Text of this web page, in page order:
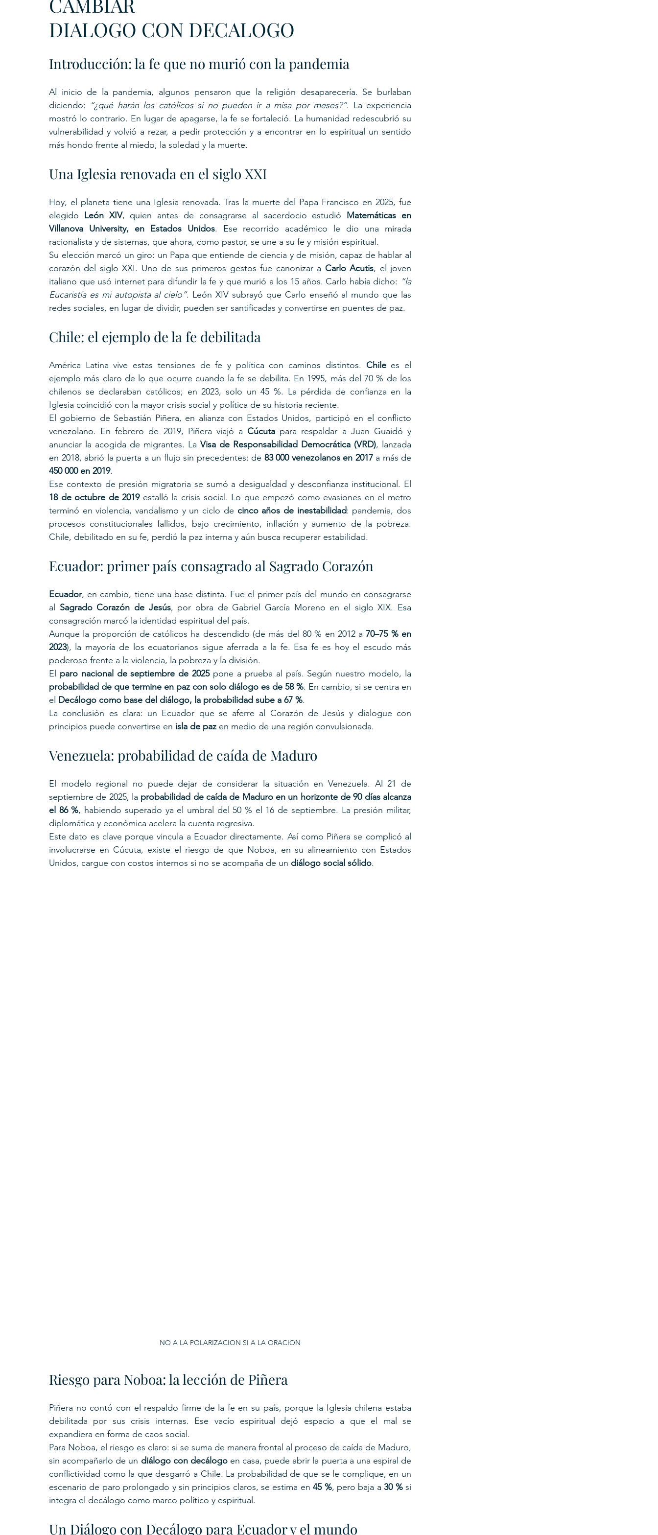
DIALOGO CON DECALOGO
Introducción: la fe que no murió con la pandemia
Al inicio de la pandemia, algunos pensaron que la religión desaparecería. Se burlaban
diciendo:
“¿qué harán los católicos si no pueden ir a misa por meses?”. La experiencia
mostró lo contrario. En lugar de apagarse, la fe se fortaleció. La humanidad redescubrió su
vulnerabilidad y volvió a rezar, a pedir protección y a encontrar en lo espiritual un sentido
más hondo frente al miedo, la soledad y la muerte.
Una Iglesia renovada en el siglo XXI
Hoy, el planeta tiene una Iglesia renovada. Tras la muerte del Papa Francisco en 2025, fue
elegido León XIV, quien antes de consagrarse al sacerdocio estudió Matemáticas en
Villanova University, en Estados Unidos. Ese recorrido académico le dio una mirada
racionalista y de sistemas, que ahora, como pastor, se une a su fe y misión espiritual.
Su elección marcó un giro: un Papa que entiende de ciencia y de misión, capaz de hablar al
corazón del siglo XXI. Uno de sus primeros gestos fue canonizar a Carlo Acutis, el joven
italiano que usó internet para difundir la fe y que murió a los 15 años. Carlo había dicho: “la
Eucaristía es mi autopista al cielo”. León XIV subrayó que Carlo enseñó al mundo que las
redes sociales, en lugar de dividir, pueden ser santificadas y convertirse en puentes de paz.
Chile: el ejemplo de la fe debilitada
América Latina vive estas tensiones de fe y política con caminos distintos. Chile es el
ejemplo más claro de lo que ocurre cuando la fe se debilita. En 1995, más del 70 % de los
chilenos se declaraban católicos; en 2023, solo un 45 %. La pérdida de confianza en la
Iglesia coincidió con la mayor crisis social y política de su historia reciente.
El gobierno de Sebastián Piñera, en alianza con Estados Unidos, participó en el conflicto
venezolano. En febrero de 2019, Piñera viajó a Cúcuta para respaldar a Juan Guaidó y
anunciar la acogida de migrantes. La Visa de Responsabilidad Democrática (VRD), lanzada
en 2018, abrió la puerta a un flujo sin precedentes: de 83 000 venezolanos en 2017
450 000 en 2019.
18 de octubre de 2019 estalló la crisis social. Lo que empezó como evasiones en el metro
terminó en violencia, vandalismo y un ciclo de cinco años de inestabilidad: pandemia, dos
procesos constitucionales fallidos, bajo crecimiento, inflación y aumento de la pobreza.
Chile, debilitado en su fe, perdió la paz interna y aún busca recuperar estabilidad.
Ecuador: primer país consagrado al Sagrado Corazón
Ecuador, en cambio, tiene una base distinta. Fue el primer país del mundo en consagrarse
al Sagrado Corazón de Jesús, por obra de Gabriel García Moreno en el siglo XIX. Esa
consagración marcó la identidad espiritual del país.
Aunque la proporción de católicos ha descendido (de más del 80 % en 2012 a 70–75 % en
2023), la mayoría de los ecuatorianos sigue aferrada a la fe. Esa fe es hoy el escudo más
poderoso frente a la violencia, la pobreza y la división.
El paro nacional de septiembre de 2025
probabilidad de que termine en paz con solo diálogo es de 58 %. En cambio, si se centra en
el Decálogo como base del diálogo, la probabilidad sube a 67 %.
La conclusión es clara: un Ecuador que se aferre al Corazón de Jesús y dialogue con
principios puede convertirse en isla de paz en medio de una región convulsionada.
Venezuela: probabilidad de caída de Maduro
El modelo regional no puede dejar de considerar la situación en Venezuela. Al 21 de
septiembre de 2025, la probabilidad de caída de Maduro en un horizonte de 90 días alcanza
el 86 %, habiendo superado ya el umbral del 50 % el 16 de septiembre. La presión militar,
diplomática y económica acelera la cuenta regresiva.
Este dato es clave porque vincula a Ecuador directamente. Así como Piñera se complicó al
involucrarse en Cúcuta, existe el riesgo de que Noboa, en su alineamiento con Estados
Unidos, cargue con costos internos si no se acompaña de un diálogo social sólido.
NO A LA POLARIZACION SI A LA ORACION
Riesgo para Noboa: la lección de Piñera
Piñera no contó con el respaldo firme de la fe en su país, porque la Iglesia chilena estaba
debilitada por sus crisis internas. Ese vacío espiritual dejó espacio a que el mal se
expandiera en forma de caos social.
Para Noboa, el riesgo es claro: si se suma de manera frontal al proceso de caída de Maduro,
sin acompañarlo de un diálogo con decálogo en casa, puede abrir la puerta a una espiral de
conflictividad como la que desgarró a Chile. La probabilidad de que se le complique, en un
escenario de paro prolongado y sin principios claros, se estima en 45 %, pero baja a 30 % si
integra el decálogo como marco político y espiritual.
Un Diálogo con Decálogo para Ecuador y el mundo